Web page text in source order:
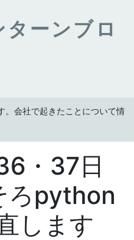
ーンブロ
。会社で起きたことについて情
・37日
ろpython
します